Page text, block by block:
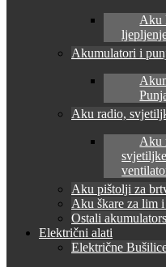
Aku
Akumulatori i
Aku radio,
Aku
Aku pištolji za
Aku škare za lim
Ostali
Električni alati
Električne